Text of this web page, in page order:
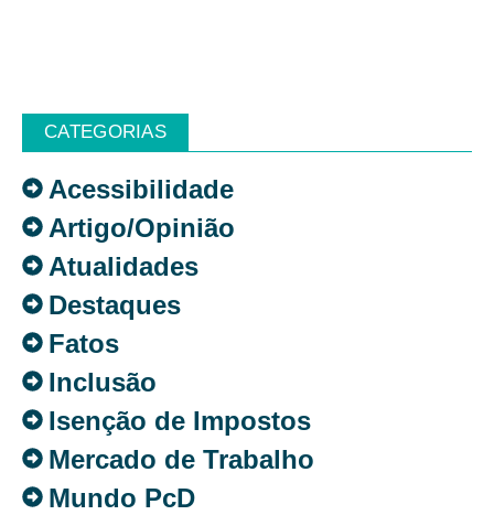
CATEGORIAS
Acessibilidade
Artigo/Opinião
Atualidades
Destaques
Fatos
Inclusão
Isenção de Impostos
Mercado de Trabalho
Mundo PcD